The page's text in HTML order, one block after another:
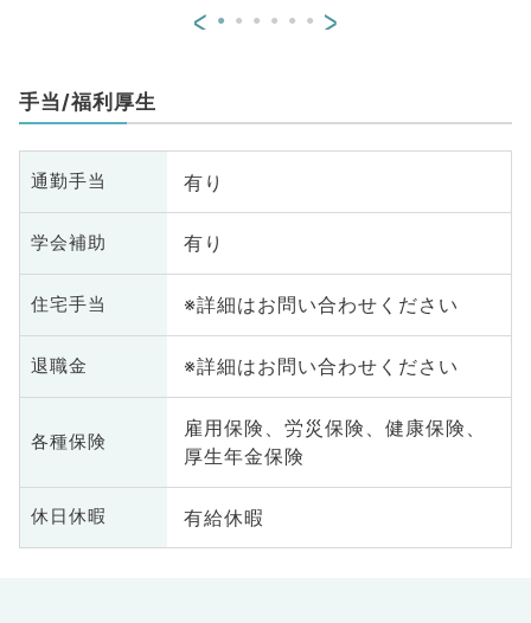
< >
手当/福利厚生
通勤手当 有り
学会補助 有り
住宅手当 ※詳細はお問い合わせください
退職金 ※詳細はお問い合わせください
各種保険
雇用保険、労災保険、健康保険、
厚生年金保険
休日休暇 有給休暇